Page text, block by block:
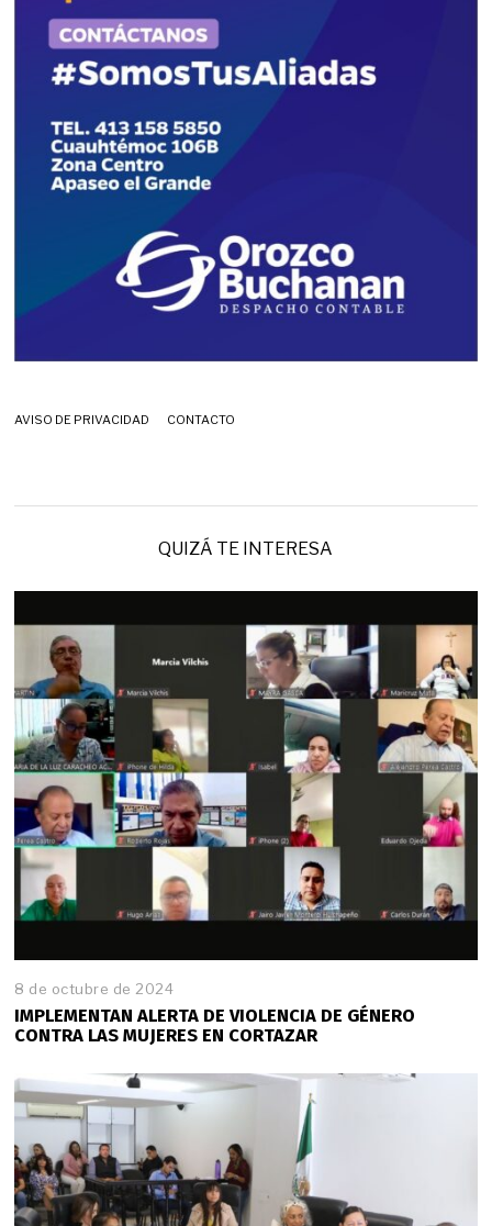
AVISO DE PRIVACIDAD CONTACTO
QUIZÁ TE INTERESA
8 de octubre de 2024
IMPLEMENTAN ALERTA DE VIOLENCIA DE GÉNERO
CONTRA LAS MUJERES EN CORTAZAR